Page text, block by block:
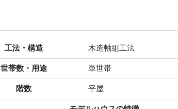
工法・構造 木造軸組工法
世帯数・用途 単世帯
階数 平屋